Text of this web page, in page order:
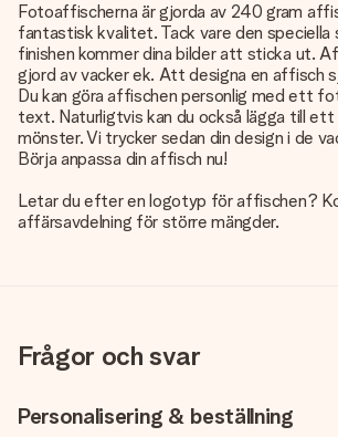
Fotoaffischerna är gjorda av 240 gram
fantastisk kvalitet. Tack vare den speciella
finishen kommer dina bilder att sticka ut.
gjord av vacker ek. Att designa en affisch
Du kan göra affischen personlig med ett
text. Naturligtvis kan du också lägga till ett
mönster. Vi trycker sedan din design i de
Börja anpassa din affisch nu!
Letar du efter en logotyp för affischen?
affärsavdelning för större mängder.
Frågor och svar
Personalisering & beställning